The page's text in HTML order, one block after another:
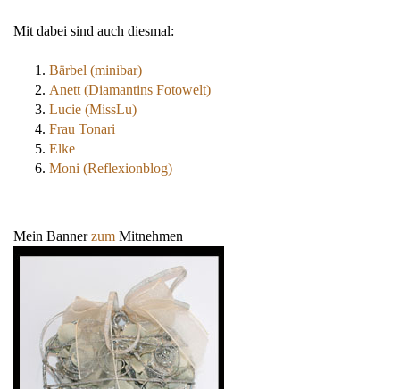
Mit dabei sind auch diesmal:
Bärbel (minibar)
Anett (Diamantins Fotowelt)
Lucie (MissLu)
Frau Tonari
Elke
Moni (Reflexionblog)
Mein Bannerzum Mitnehmen